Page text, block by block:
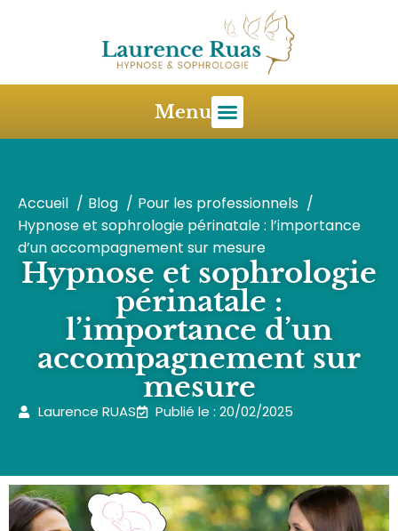
Menu
Accueil Blog
Pour les professionnels
Hypnose et sophrologie périnatale : l’importance
d’un accompagnement sur mesure
Hypnose et sophrologie
périnatale :
l’importance d’un
accompagnement sur
mesure
Laurence RUAS Publié le : 20/02/2025